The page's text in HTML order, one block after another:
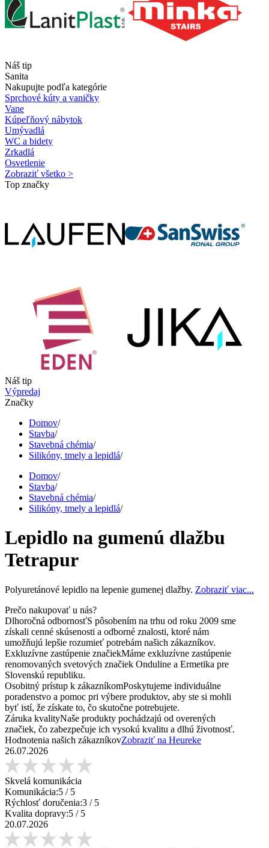
Náš tip
Sanita
Nakupujte podľa kategórie
Sprchové kúty a vaničky
Vane
Kúpeľňový nábytok
Umývadlá
WC a bidety
Zrkadlá
Osvetlenie
Zobraziť všetko >
Top značky
Náš tip
Výpredaj
Značky
Domov/
Stavba/
Stavebná chémia/
Silikóny, tmely a lepidlá/
Domov/
Stavba/
Stavebná chémia/
Silikóny, tmely a lepidlá/
Lepidlo na gumenú dlažbu
Tetrapur
Polyuretánové lepidlo na lepenie gumenej dlažby. Zobraziť viac...
Prečo nakupovať u nás?
Dlhoročná odbornosťS pôsobením na trhu od roku 2009 sme
získali cenné skúsenosti a odborné znalosti, ktoré nám
umožňujú lepšie rozumieť potrebám našich zákazníkov.
Exkluzívne zastúpenie značiekMáme exkluzívne zastúpenie
renomovaných svetových značiek Onduline a Ermetika pre
Slovenskú republiku.
Osobitný prístup k zákazníkomPoskytujeme individuálne
poradenstvo a pomoc pri výbere produktov, aby ste si mohli
byť istí, že získate to, čo skutočne potrebujete.
Záruka kvalityNaše produkty pochádzajú od overených
značiek, čo zabezpečuje ich vysokú kvalitu a dlhú životnosť.
Hodnotenia našich zákazníkovZobraziť na Heureke
26.07.2026
Skvelá komunikácia
Komunikácia:5 / 5
Rýchlosť doručenia:3 / 5
Kvalita dopravy:5 / 5
20.07.2026